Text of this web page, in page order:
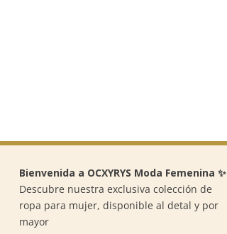
Bienvenida a OCXYRYS Moda Femenina ✨
Descubre nuestra exclusiva colección de
ropa para mujer, disponible al detal y por
mayor